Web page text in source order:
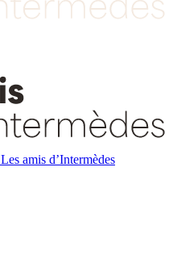
Les amis d’Intermèdes